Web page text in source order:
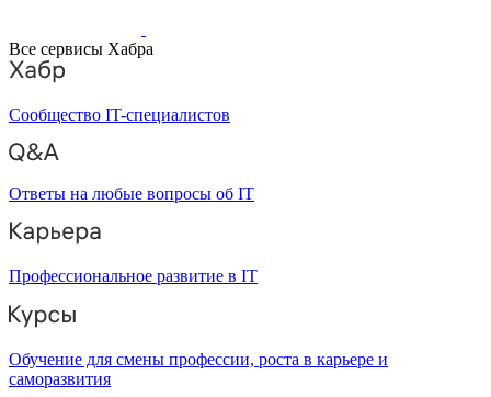
Все сервисы Хабра
Сообщество IT-специалистов
Ответы на любые вопросы об IT
Профессиональное развитие в IT
Обучение для смены профессии, роста в карьере и
саморазвития